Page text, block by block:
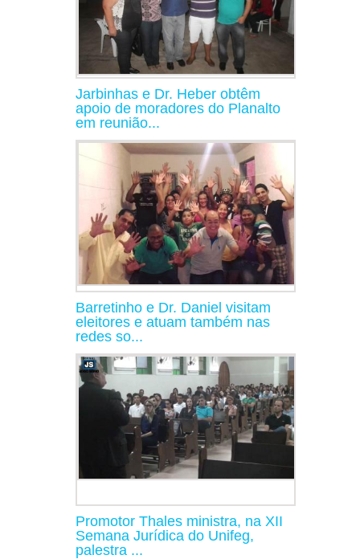
Jarbinhas e Dr. Heber obtêm
apoio de moradores do Planalto
em reunião...
Barretinho e Dr. Daniel visitam
eleitores e atuam também nas
redes so...
Promotor Thales ministra, na XII
Semana Jurídica do Unifeg,
palestra ...